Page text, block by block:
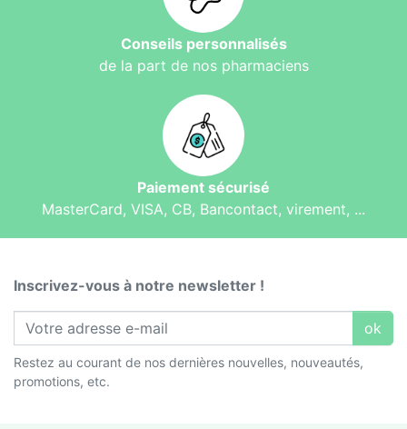
Conseils personnalisés
de la part de nos pharmaciens
Paiement sécurisé
MasterCard, VISA, CB, Bancontact, virement, ...
Inscrivez-vous à notre newsletter !
ok
Restez au courant de nos dernières nouvelles, nouveautés,
promotions, etc.